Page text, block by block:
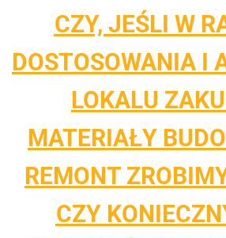
CZY, JEŚLI W
DOSTOSOWANIA I
LOKALU
MATERIAŁY
REMONT
CZY